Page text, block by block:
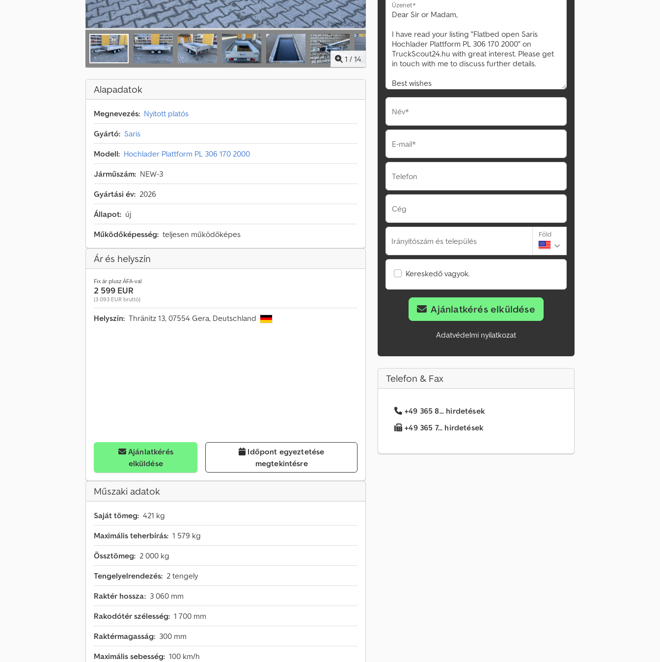
1 / 14
Alapadatok
Megnevezés: Nyitott platós
Gyártó: Saris
Modell: Hochlader Plattform PL 306 170 2000
Járműszám: NEW-3
Gyártási év: 2026
Állapot: új
Működőképesség: teljesen működőképes
Ár és helyszín
Fix ár plusz ÁFA-val
2 599 EUR
(3 093 EUR bruttó)
Helyszín: Thränitz 13, 07554 Gera, Deutschland
Ajánlatkérés
elküldése
megtekintésre
Műszaki adatok
Saját tömeg: 421 kg
Maximális teherbírás: 1 579 kg
Össztömeg: 2 000 kg
Tengelyelrendezés: 2 tengely
Raktér hossza: 3 060 mm
Rakodótér szélesség: 1 700 mm
Raktérmagasság: 300 mm
Maximális sebesség: 100 km/h
Üzenet*
Név*
E-mail*
Telefon
Cég
Irányítószám és település
Föld
Kereskedő vagyok.
Ajánlatkérés elküldése
Adatvédelmi nyilatkozat
Telefon & Fax
+49 365 8... hirdetések
+49 365 7... hirdetések